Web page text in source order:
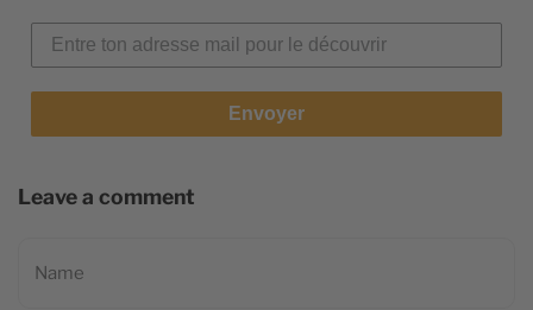
Envoyer
Leave a comment